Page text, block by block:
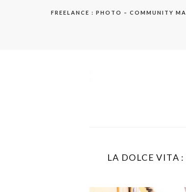
FREELANCE : PHOTO – COMMUNITY
LA DOLCE VITA